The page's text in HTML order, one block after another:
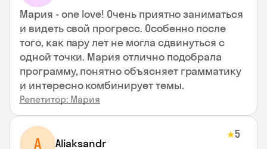
Мария - one love! Очень приятно заниматься
и видеть свой прогресс. Особенно после
того, как пару лет не могла сдвинуться с
одной точки. Мария отлично подобрала
программу, понятно объясняет грамматику
и интересно комбинирует темы.
Репетитор: Мария
A Aliaksandr
★5